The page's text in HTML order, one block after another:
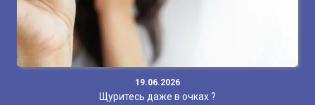
19.06.2026
Щуритесь даже в очках ?